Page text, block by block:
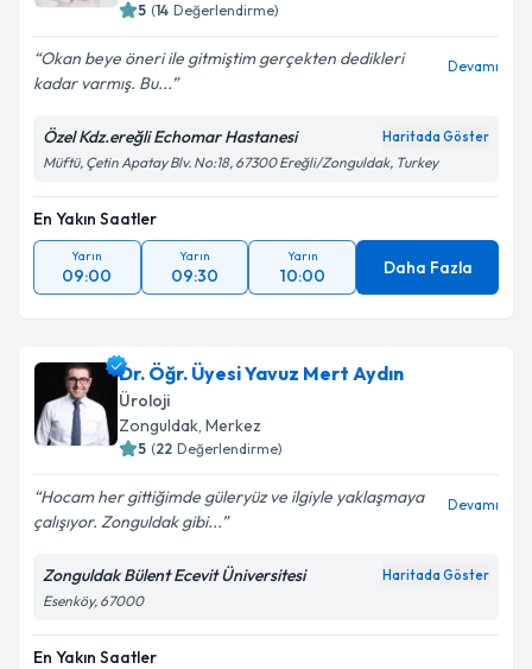
Kişisel verilerimin işlenmesine ilişkinAydınlatma
Metni'ni okudum ve kişisel verilerimin belirtilen
kapsamda işlenmesini kabul ediyorum.
Takvim Talebini Gönder
5 (14 Değerlendirme)
Okan beye öneri ile gitmiştim gerçekten dedikleri
kadar varmış. Bu...
Devamı
Özel Kdz.ereğli Echomar Hastanesi Haritada Göster
Müftü, Çetin Apatay Blv. No:18, 67300 Ereğli/Zonguldak, Turkey
En Yakın Saatler
Yarın
09:00
Yarın
09:30
Yarın
10:00 Daha Fazla
Dr. Öğr. Üyesi Yavuz Mert Aydın
Üroloji
Zonguldak, Merkez
5 (22 Değerlendirme)
Hocam her gittiğimde güleryüz ve ilgiyle yaklaşmaya
çalışıyor. Zonguldak gibi...
Devamı
Zonguldak Bülent Ecevit Üniversitesi Haritada Göster
Esenköy, 67000
En Yakın Saatler